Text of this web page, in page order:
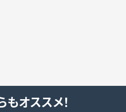
もオススメ！